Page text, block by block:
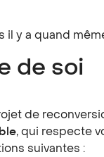
il y a quand
de soi
de
, qui respecte
suivantes :